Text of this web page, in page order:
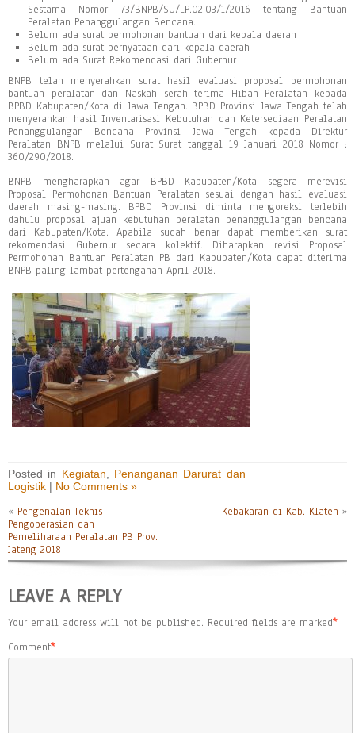
Sestama Nomor 73/BNPB/SU/LP.02.03/1/2016 tentang Bantuan
Peralatan Penanggulangan Bencana.
Belum ada surat permohonan bantuan dari kepala daerah
Belum ada surat pernyataan dari kepala daerah
Belum ada Surat Rekomendasi dari Gubernur
BNPB telah menyerahkan surat hasil evaluasi proposal permohonan
bantuan peralatan dan Naskah serah terima Hibah Peralatan kepada
BPBD Kabupaten/Kota di Jawa Tengah. BPBD Provinsi Jawa Tengah telah
menyerahkan hasil Inventarisasi Kebutuhan dan Ketersediaan Peralatan
Penanggulangan Bencana Provinsi Jawa Tengah kepada Direktur
Peralatan BNPB melalui Surat Surat tanggal 19 Januari 2018 Nomor :
360/290/2018.
BNPB mengharapkan agar BPBD Kabupaten/Kota segera merevisi
Proposal Permohonan Bantuan Peralatan sesuai dengan hasil evaluasi
daerah masing-masing. BPBD Provinsi diminta mengoreksi terlebih
dahulu proposal ajuan kebutuhan peralatan penanggulangan bencana
dari Kabupaten/Kota. Apabila sudah benar dapat memberikan surat
rekomendasi Gubernur secara kolektif. Diharapkan revisi Proposal
Permohonan Bantuan Peralatan PB dari Kabupaten/Kota dapat diterima
BNPB paling lambat pertengahan April 2018.
Posted in Kegiatan, Penanganan Darurat dan
Logistik | No Comments »
« Pengenalan Teknis
Pengoperasian dan
Pemeliharaan Peralatan PB Prov.
Jateng 2018
Kebakaran di Kab. Klaten »
LEAVE A REPLY
Your email address will not be published. Required fields are marked*
Comment*